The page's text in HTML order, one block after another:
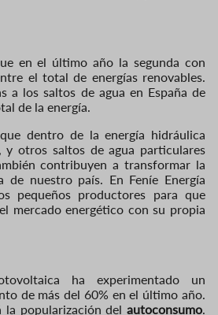
en el último año la segunda con
el total de energías renovables.
a los saltos de agua en España de
de la energía.
dentro de la energía hidráulica
y otros saltos de agua particulares
contribuyen a transformar la
de nuestro país. En Feníe Energía
pequeños productores para que
mercado energético con su propia
ha experimentado un
de más del 60% en el último año.
la popularización del autoconsumo